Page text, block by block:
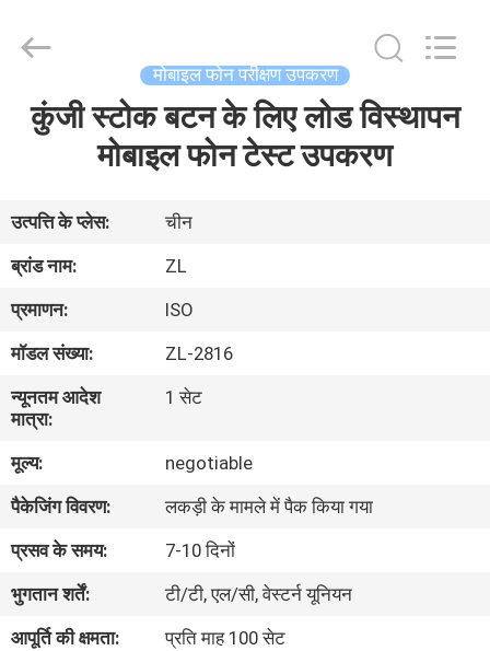
घर
वीडियो
हमारे
बारे
में
कारखाना
भ्रमण
गुणवत्ता
नियंत्रण
Technology
Reserved.
मोबाइल फोन परीक्षण उपकरण
कुंजी स्टोक बटन के लिए लोड विस्थापन
मोबाइल फोन टेस्ट उपकरण
उत्पत्ति के प्लेस:
चीन
ब्रांड नाम:
ZL
प्रमाणन:
ISO
मॉडल संख्या:
ZL-2816
न्यूनतम आदेश
मात्रा:
1 सेट
मूल्य:
negotiable
पैकेजिंग विवरण:
लकड़ी के मामले में पैक किया गया
प्रसव के समय:
7-10 दिनों
भुगतान शर्तें:
टी/टी, एल/सी, वेस्टर्न यूनियन
आपूर्ति की क्षमता:
प्रति माह 100 सेट